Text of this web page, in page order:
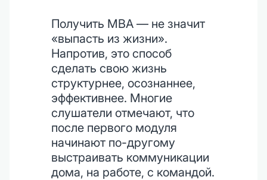
Получить MBA — не значит
«выпасть из жизни».
Напротив, это способ
сделать свою жизнь
структурнее, осознаннее,
эффективнее. Многие
слушатели отмечают, что
после первого модуля
начинают по-другому
выстраивать коммуникации
дома, на работе, с командой.